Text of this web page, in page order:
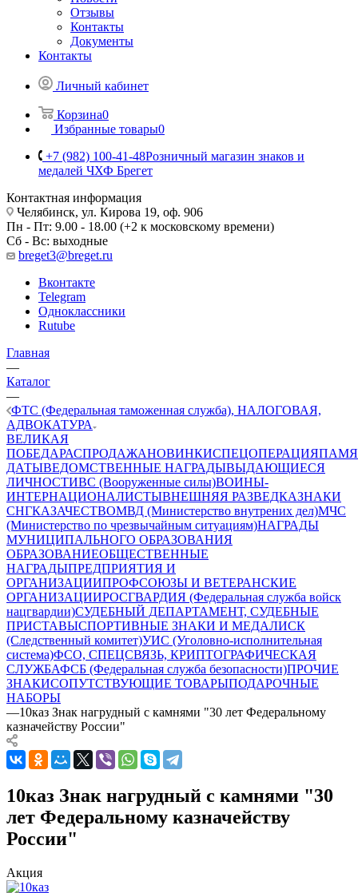
Отзывы
Контакты
Документы
Контакты
Личный кабинет
Корзина0
Избранные товары0
+7 (982) 100-41-48Розничный магазин знаков и
медалей ЧХФ Брегет
Контактная информация
Челябинск, ул. Кирова 19, оф. 906
Пн - Пт: 9.00 - 18.00 (+2 к московскому времени)
Сб - Вс: выходные
breget3@breget.ru
Вконтакте
Telegram
Одноклассники
Rutube
Главная
—
Каталог
—
ФТС (Федеральная таможенная служба), НАЛОГОВАЯ,
АДВОКАТУРА
ВЕЛИКАЯ
ПОБЕДАРАСПРОДАЖАНОВИНКИСПЕЦОПЕРАЦИЯ
ДАТЫВЕДОМСТВЕННЫЕ НАГРАДЫВЫДАЮЩИЕСЯ
ЛИЧНОСТИВС (Вооруженные силы)ВОИНЫ-
ИНТЕРНАЦИОНАЛИСТЫВНЕШНЯЯ РАЗВЕДКАЗНАКИ
СНГКАЗАЧЕСТВОМВД (Министерство внутрених дел)МЧС
(Министерство по чрезвычайным ситуациям)НАГРАДЫ
МУНИЦИПАЛЬНОГО ОБРАЗОВАНИЯ
ОБРАЗОВАНИЕОБЩЕСТВЕННЫЕ
НАГРАДЫПРЕДПРИЯТИЯ И
ОРГАНИЗАЦИИПРОФСОЮЗЫ И ВЕТЕРАНСКИЕ
ОРГАНИЗАЦИИРОСГВАРДИЯ (Федеральная служба войск
нацгвардии)СУДЕБНЫЙ ДЕПАРТАМЕНТ, СУДЕБНЫЕ
ПРИСТАВЫСПОРТИВНЫЕ ЗНАКИ И МЕДАЛИСК
(Следственный комитет)УИС (Уголовно-исполнительная
система)ФСО, СПЕЦСВЯЗЬ, КРИПТОГРАФИЧЕСКАЯ
СЛУЖБАФСБ (Федеральная служба безопасности)ПРОЧИЕ
ЗНАКИСОПУТСТВУЮЩИЕ ТОВАРЫПОДАРОЧНЫЕ
НАБОРЫ
—10каз Знак нагрудный с камнями "30 лет Федеральному
казначейству России"
10каз Знак нагрудный с камнями "30
лет Федеральному казначейству
России"
Акция